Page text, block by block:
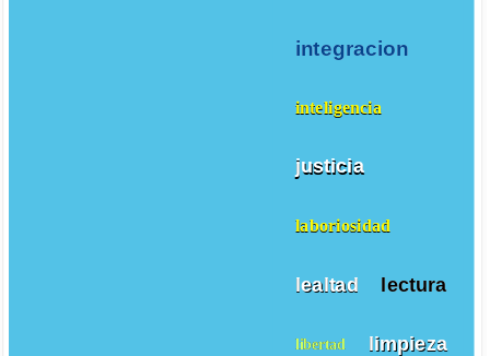
integracion
inteligencia
justicia
laboriosidad
lealtad lectura
libertad limpieza